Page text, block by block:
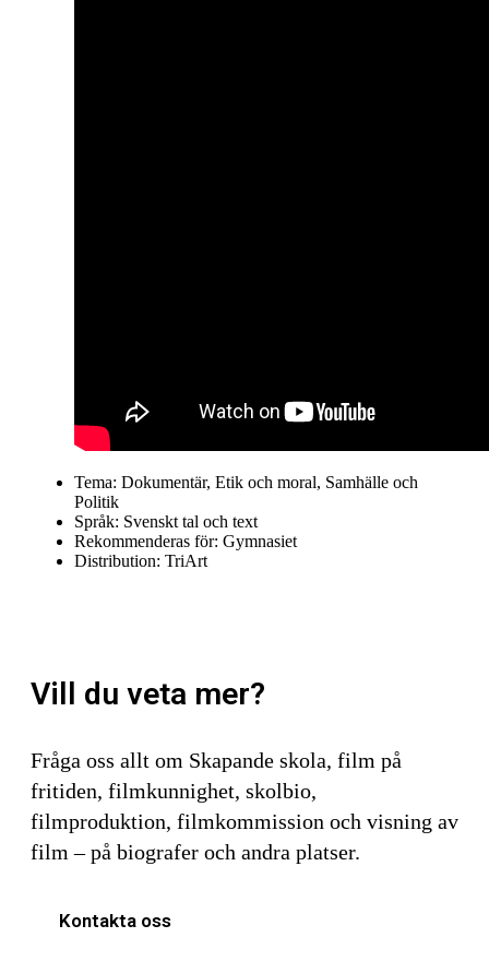
Tema: Dokumentär, Etik och moral, Samhälle och
Politik
Språk: Svenskt tal och text
Rekommenderas för: Gymnasiet
Distribution: TriArt
Vill du veta mer?
Fråga oss allt om Skapande skola, film på
fritiden, filmkunnighet, skolbio,
filmproduktion, filmkommission och visning av
film – på biografer och andra platser.
Kontakta oss